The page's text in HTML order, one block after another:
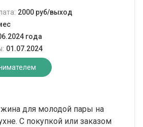
2000 руб/выход
года
01.07.2024
для молодой пары на
С покупкой или заказом